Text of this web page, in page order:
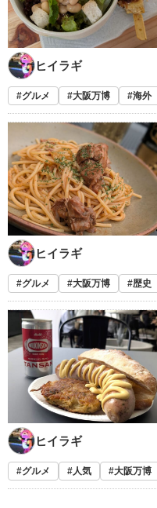
ヒイラギ
グルメ 大阪万博 海外
ヒイラギ
グルメ 大阪万博 歴史
ヒイラギ
グルメ 人気 大阪万博